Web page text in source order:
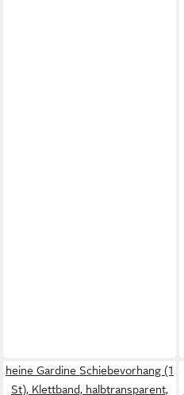
heine Gardine Schiebevorhang (1
St), Klettband, halbtransparent,